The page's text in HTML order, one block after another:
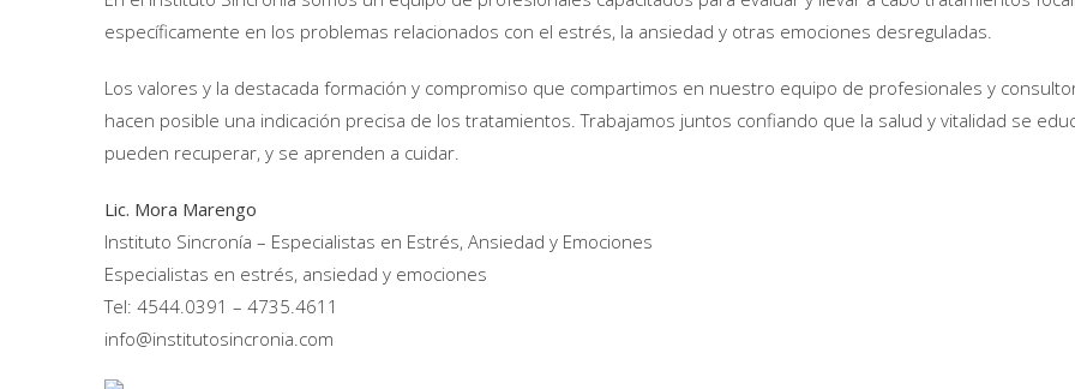
específicamente en los problemas relacionados con el estrés, la ansiedad y otras emociones desreguladas.
Los valores y la destacada formación y compromiso que compartimos en nuestro equipo de profesionales y
hacen posible una indicación precisa de los tratamientos. Trabajamos juntos confiando que la salud y vitalidad se
pueden recuperar, y se aprenden a cuidar.
Lic. Mora Marengo
Instituto Sincronía – Especialistas en Estrés, Ansiedad y Emociones
Especialistas en estrés, ansiedad y emociones
Tel: 4544.0391 – 4735.4611
info@institutosincronia.com